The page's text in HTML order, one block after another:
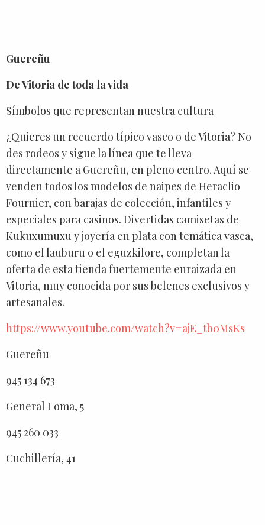
Guereñu
De Vitoria de toda la vida
Símbolos que representan nuestra cultura
¿Quieres un recuerdo típico vasco o de Vitoria? No
des rodeos y sigue la línea que te lleva
directamente a Guereñu, en pleno centro. Aquí se
venden todos los modelos de naipes de Heraclio
Fournier, con barajas de colección, infantiles y
especiales para casinos. Divertidas camisetas de
Kukuxumuxu y joyería en plata con temática vasca,
como el lauburu o el eguzkilore, completan la
oferta de esta tienda fuertemente enraizada en
Vitoria, muy conocida por sus belenes exclusivos y
artesanales.
https://www.youtube.com/watch?v=ajE_tb0MsKs
Guereñu
945 134 673
General Loma, 5
945 260 033
Cuchillería, 41